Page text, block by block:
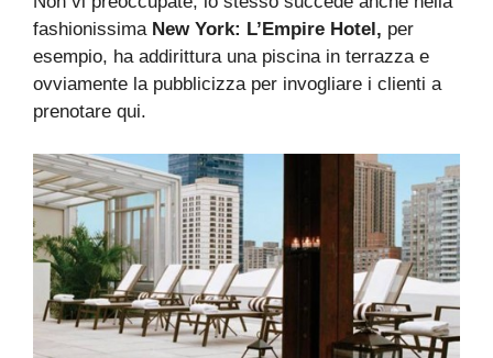
fashionissima New York: L’Empire Hotel, per
esempio, ha addirittura una piscina in terrazza e
ovviamente la pubblicizza per invogliare i clienti a
prenotare qui.